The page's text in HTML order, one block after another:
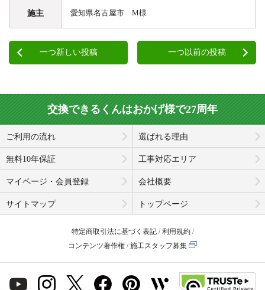
施主 愛知県名古屋市 M様
一つ新しい投稿 一つ以前の投稿
交換できるくんはおかげ様で27周年
ご利用の流れ 選ばれる理由
無料10年保証 工事対応エリア
マイページ・会員登録 会社概要
サイトマップ トップページ
特定商取引法に基づく表記
利用規約
コンテンツ著作権
施工スタッフ募集